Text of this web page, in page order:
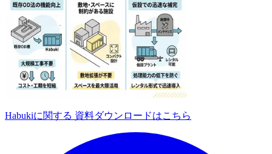
Habukiに関する 資料ダウンロードはこちら